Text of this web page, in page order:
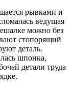
рывками и
ведущая
можно без
стопорящий
деталь.
шпонка,
детали труда